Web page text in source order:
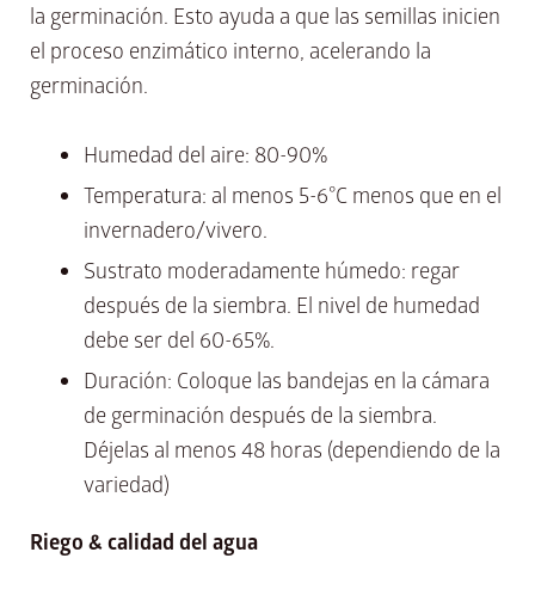
la germinación. Esto ayuda a que las semillas inicien
el proceso enzimático interno, acelerando la
germinación.
Humedad del aire: 80-90%
Temperatura: al menos 5-6°C menos que en el
invernadero/vivero.
Sustrato moderadamente húmedo: regar
después de la siembra. El nivel de humedad
debe ser del 60-65%.
Duración: Coloque las bandejas en la cámara
de germinación después de la siembra.
Déjelas al menos 48 horas (dependiendo de la
variedad)
Riego & calidad del agua